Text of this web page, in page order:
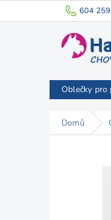
na
604
Oblečky pro
Domů